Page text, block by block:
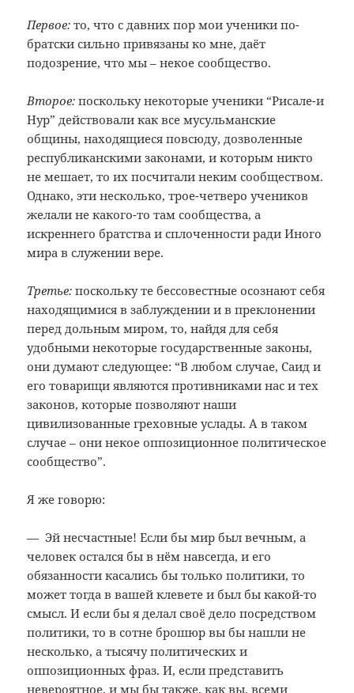
Первое:то, что с давних пор мои ученики по-
братски сильно привязаны ко мне, даёт
подозрение, что мы – некое сообщество.
Второе: поскольку некоторые ученики “Рисале-и
Нур” действовали как все мусульманские
общины, находящиеся повсюду, дозволенные
республиканскими законами, и которым никто
не мешает, то их посчитали неким сообществом.
Однако, эти несколько, трое-четверо учеников
желали не какого-то там сообщества, а
искреннего братства и сплоченности ради Иного
мира в служении вере.
Третье: поскольку те бессовестные осознают себя
находящимися в заблуждении и в преклонении
перед дольным миром, то, найдя для себя
удобными некоторые государственные законы,
они думают следующее: “В любом случае, Саид и
его товарищи являются противниками нас и тех
законов, которые позволяют наши
цивилизованные греховные услады. А в таком
случае – они некое оппозиционное политическое
сообщество”.
Я же говорю:
— Эй несчастные! Если бы мир был вечным, а
человек остался бы в нём навсегда, и его
обязанности касались бы только политики, то
может тогда в вашей клевете и был бы какой-то
смысл. И если бы я делал своё дело посредством
политики, то в сотне брошюр вы бы нашли не
несколько, а тысячу политических и
оппозиционных фраз. И, если представить
невероятное, и мы бы также, как вы, всеми